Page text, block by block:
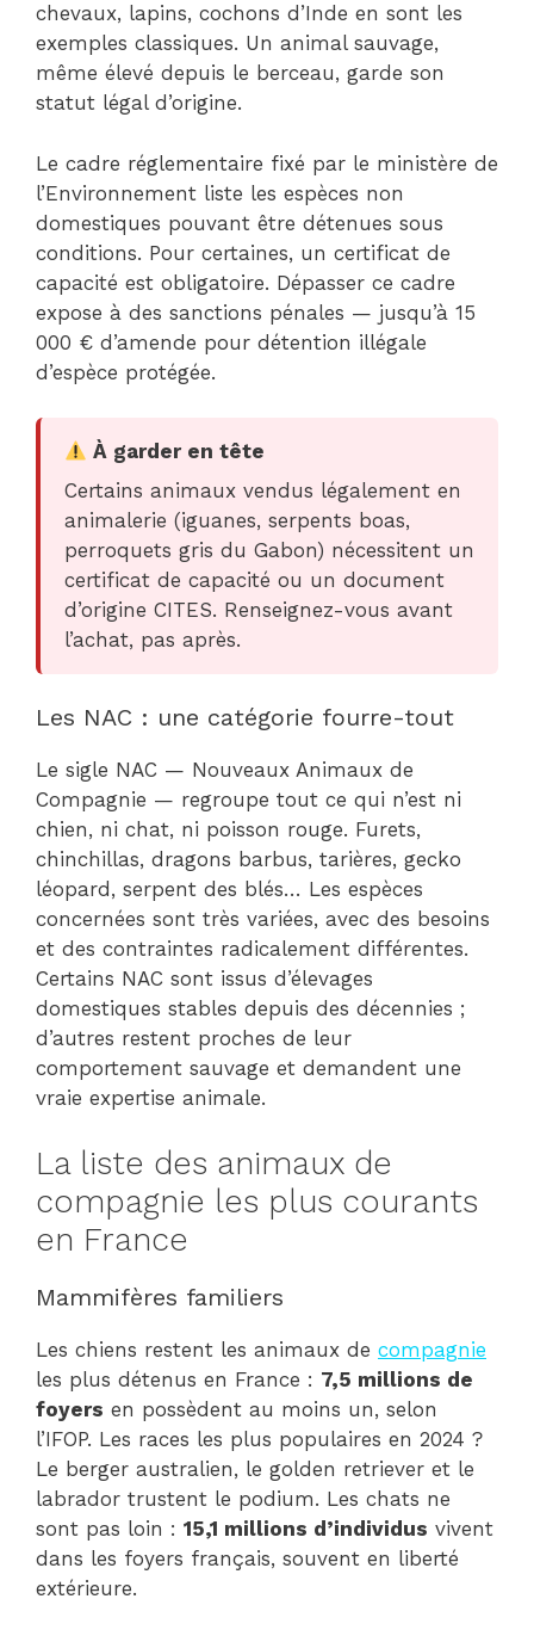
chevaux, lapins, cochons d’Inde en sont les
exemples classiques. Un animal sauvage,
même élevé depuis le berceau, garde son
statut légal d’origine.
Le cadre réglementaire fixé par le ministère de
l’Environnement liste les espèces non
domestiques pouvant être détenues sous
conditions. Pour certaines, un certificat de
capacité est obligatoire. Dépasser ce cadre
expose à des sanctions pénales — jusqu’à 15
000 € d’amende pour détention illégale
d’espèce protégée.
À garder en tête
Certains animaux vendus légalement en
animalerie (iguanes, serpents boas,
perroquets gris du Gabon) nécessitent un
certificat de capacité ou un document
d’origine CITES. Renseignez-vous avant
l’achat, pas après.
Les NAC : une catégorie fourre-tout
Le sigle NAC — Nouveaux Animaux de
Compagnie — regroupe tout ce qui n’est ni
chien, ni chat, ni poisson rouge. Furets,
chinchillas, dragons barbus, tarières, gecko
léopard, serpent des blés… Les espèces
concernées sont très variées, avec des besoins
et des contraintes radicalement différentes.
Certains NAC sont issus d’élevages
domestiques stables depuis des décennies ;
d’autres restent proches de leur
comportement sauvage et demandent une
vraie expertise animale.
La liste des animaux de
compagnie les plus courants
en France
Mammifères familiers
Les chiens restent les animaux de compagnie
les plus détenus en France : 7,5 millions de
foyers en possèdent au moins un, selon
l’IFOP. Les races les plus populaires en 2024 ?
Le berger australien, le golden retriever et le
labrador trustent le podium. Les chats ne
sont pas loin : 15,1 millions d’individus vivent
dans les foyers français, souvent en liberté
extérieure.